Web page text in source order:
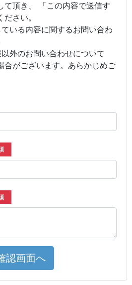
て頂き、 「この内容で送信す
さい。
いる内容に関するお問い合わ
外のお問い合わせについて
合がございます。あらかじめご
認画面へ